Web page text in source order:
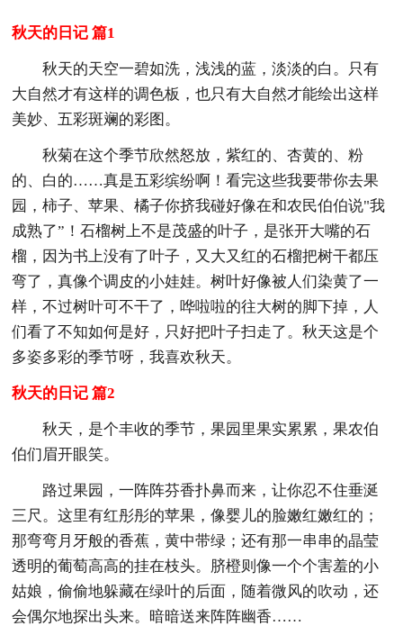
秋天的日记 篇1
秋天的天空一碧如洗，浅浅的蓝，淡淡的白。只有
大自然才有这样的调色板，也只有大自然才能绘出这样
美妙、五彩斑斓的彩图。
秋菊在这个季节欣然怒放，紫红的、杏黄的、粉
的、白的……真是五彩缤纷啊！看完这些我要带你去果
园，柿子、苹果、橘子你挤我碰好像在和农民伯伯说"我
成熟了”！石榴树上不是茂盛的叶子，是张开大嘴的石
榴，因为书上没有了叶子，又大又红的石榴把树干都压
弯了，真像个调皮的小娃娃。树叶好像被人们染黄了一
样，不过树叶可不干了，哗啦啦的往大树的脚下掉，人
们看了不知如何是好，只好把叶子扫走了。秋天这是个
多姿多彩的季节呀，我喜欢秋天。
秋天的日记 篇2
秋天，是个丰收的季节，果园里果实累累，果农伯
伯们眉开眼笑。
路过果园，一阵阵芬香扑鼻而来，让你忍不住垂涎
三尺。这里有红彤彤的苹果，像婴儿的脸嫩红嫩红的；
那弯弯月牙般的香蕉，黄中带绿；还有那一串串的晶莹
透明的葡萄高高的挂在枝头。脐橙则像一个个害羞的小
姑娘，偷偷地躲藏在绿叶的后面，随着微风的吹动，还
会偶尔地探出头来。暗暗送来阵阵幽香……